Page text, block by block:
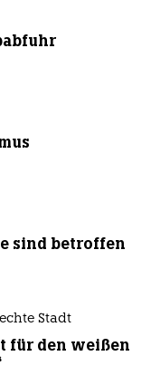
sind betroffen
Stadt
für den weißen